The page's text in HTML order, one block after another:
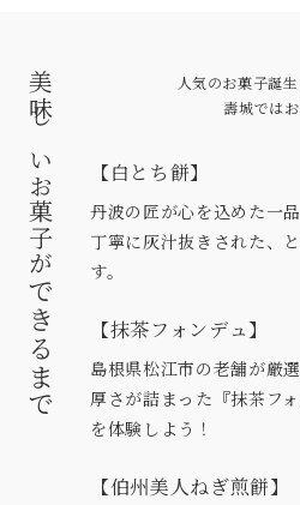
美味しいお菓子が
できるまで
人気のお菓子誕
壽城では
【白とち餅】
丹波の匠が心を込めた一品
丁寧に灰汁抜きされた、
す。
【抹茶フォンデュ】
島根県松江市の老舗が厳
厚さが詰まった『抹茶フ
を体験しよう！
【伯州美人ねぎ煎餅】